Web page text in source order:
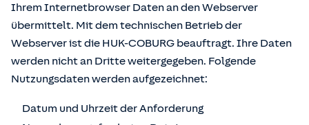
Ihrem Internetbrowser Daten an den Webserver
übermittelt. Mit dem technischen Betrieb der
Webserver ist die HUK-COBURG beauftragt. Ihre Daten
werden nicht an Dritte weitergegeben. Folgende
Nutzungsdaten werden aufgezeichnet:
Datum und Uhrzeit der Anforderung